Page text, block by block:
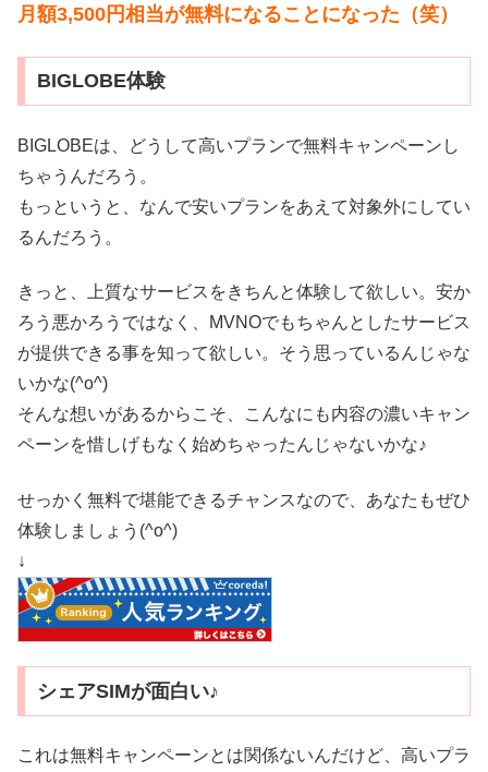
月額3,500円相当が無料になることになった（笑）
BIGLOBE体験
BIGLOBEは、どうして高いプランで無料キャンペーンし
ちゃうんだろう。
もっというと、なんで安いプランをあえて対象外にしてい
るんだろう。
きっと、上質なサービスをきちんと体験して欲しい。安か
ろう悪かろうではなく、MVNOでもちゃんとしたサービス
が提供できる事を知って欲しい。そう思っているんじゃな
いかな(^o^)
そんな想いがあるからこそ、こんなにも内容の濃いキャン
ペーンを惜しげもなく始めちゃったんじゃないかな♪
せっかく無料で堪能できるチャンスなので、あなたもぜひ
体験しましょう(^o^)
↓
シェアSIMが面白い♪
これは無料キャンペーンとは関係ないんだけど、高いプラ